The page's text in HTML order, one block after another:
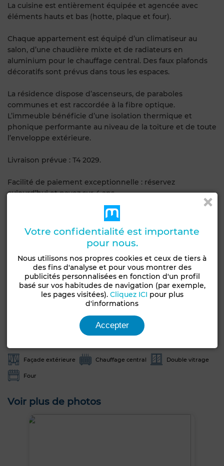
La cuisine est entièrement équipée et agencée avec
éléments hauts et bas (hotte, plaque et four).
Chaque appartement est équipé d’un climatiseur au
salon, d’une chaudière mixte et de radiateurs en
aluminium pour le chauffage central. Des faux plafonds
décoratifs sont prévus dans tous les espaces.
La résidence dispose d’ascenseurs, de paraboles
communes et est raccordée à la fibre optique.
L’immeuble bénéficie d’une isolation thermique et
phonique performante au niveau de la toiture et de toute
l’enveloppe extérieure.
Livraison prévue : T4 2029.
Facilité de paiement exceptionnelle : réservez
aujourd’hui et payez sur 4 ans.
Une opportunité intéressante dans un environnement
dynamique et bien desservi.
Contactez nous pour plus d’informations ou pour
Obtenir un financement
Caractéristiques générales
Etat
Jamais habité /
Façade extérieure Chauffage central Double vitrage
Four
Voir plus de photos
Votre confidentialité est importante
pour nous.
Nous utilisons nos propres cookies et ceux de tiers à
des fins d'analyse et pour vous montrer des
publicités personnalisées en fonction d'un profil
basé sur vos habitudes de navigation (par exemple,
les pages visitées). Cliquez ICI pour plus
d'informations
Accepter